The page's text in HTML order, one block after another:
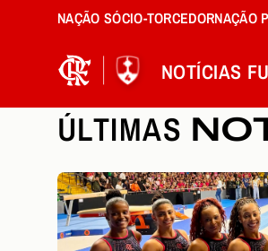
NAÇÃO SÓCIO-TORCEDORNAÇÃO
NOTÍCIAS
ÚLTIMAS